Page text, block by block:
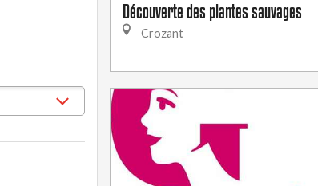
Découverte des plantes sauvages
Crozant